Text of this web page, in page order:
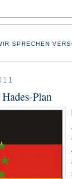
SPRECHEN
Plan